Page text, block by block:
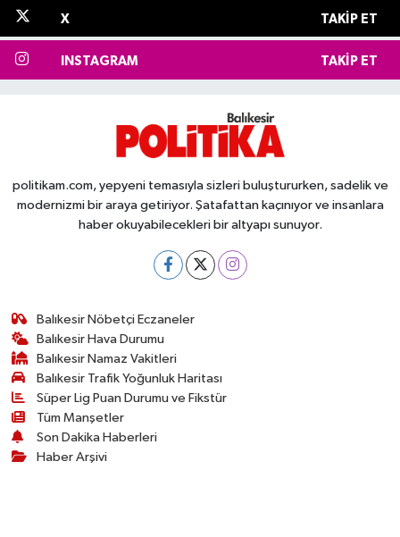
X TAKIP ET
INSTAGRAM TAKIP ET
politikam.com, yepyeni temasıyla sizleri buluştururken, sadelik ve
modernizmi bir araya getiriyor. Şatafattan kaçınıyor ve insanlara
haber okuyabilecekleri bir altyapı sunuyor.
Balıkesir Nöbetçi Eczaneler
Balıkesir Hava Durumu
Balıkesir Namaz Vakitleri
Balıkesir Trafik Yoğunluk Haritası
Süper Lig Puan Durumu ve Fikstür
Tüm Manşetler
Son Dakika Haberleri
Haber Arşivi